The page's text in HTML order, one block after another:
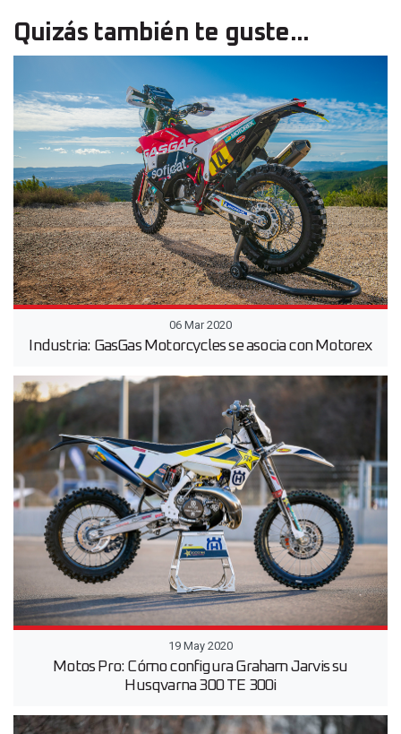
Quizás también te guste...
06 Mar 2020
Industria: GasGas Motorcycles se asocia con Motorex
19 May 2020
Motos Pro: Cómo configura Graham Jarvis su
Husqvarna 300 TE 300i